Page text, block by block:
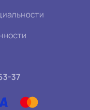
37